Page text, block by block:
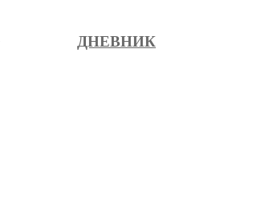
ДНЕВНИК